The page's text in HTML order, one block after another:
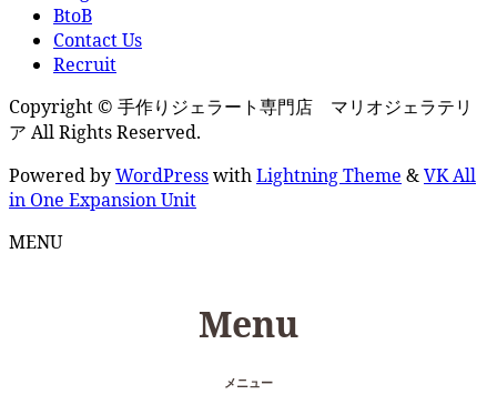
BtoB
Contact Us
Recruit
Copyright © 手作りジェラート専門店 マリオジェラテリ
ア All Rights Reserved.
Powered byWordPresswithLightning Theme &VK All
in One Expansion Unit
MENU
Menu
メニュー